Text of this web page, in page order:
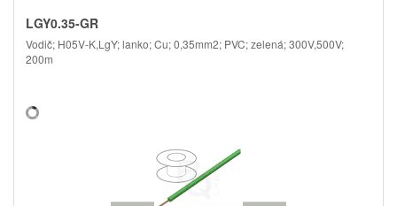
LGY0.35-GR
Vodič; H05V-K,LgY; lanko; Cu; 0,35mm2; PVC; zelená; 300V,500V;
200m